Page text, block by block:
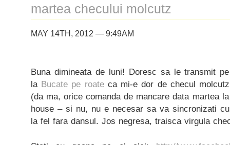
martea checului molcutz
MAY 14TH, 2012 — 9:49AM
Buna dimineata de luni! Doresc sa le transmit
la Bucate pe roateca mi-e dor de checul
(da ma, orice comanda de mancare data martea
house – si nu, nu e necesar sa va sincronizati
la fel fara dansul. Jos negresa, traisca virgula